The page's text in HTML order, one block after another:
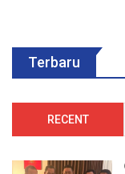
Terbaru
RECENT